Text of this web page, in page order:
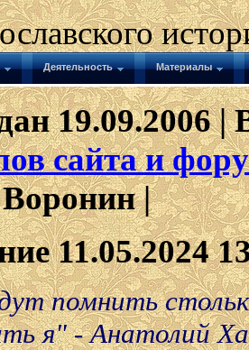
Деятельность Материалы
19.09.2006 |
сайта и
|
11.05.2024
помнить
я" - Анатолий